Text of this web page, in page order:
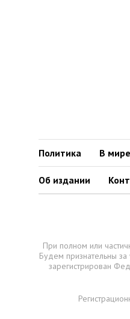
Политика В мире
Об издании
При полном или
Будем признательны
зарегистрирован